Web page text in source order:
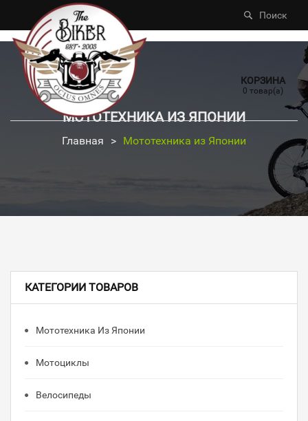
Поиск
КОРЗИНА
0 товар(а)
МОТОТЕХНИКА ИЗ ЯПОНИИ
Главная > Мототехника из Японии
КАТЕГОРИИ ТОВАРОВ
Мототехника Из Японии
Мотоциклы
Велосипеды